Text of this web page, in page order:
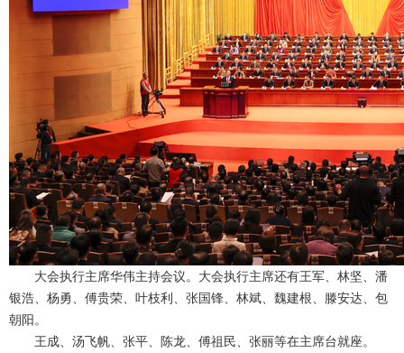
大会执行主席华伟主持会议。大会执行主席还有王军、林坚、潘
银浩、杨勇、傅贵荣、叶枝利、张国锋、林斌、魏建根、滕安达、包
朝阳。
王成、汤飞帆、张平、陈龙、傅祖民、张丽等在主席台就座。